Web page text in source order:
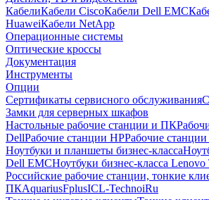
КабелиКабели CiscoКабели Dell EMC
HuaweiКабели NetApp
Операционные системы
Оптические кроссы
Документация
Инструменты
Опции
Сертификаты сервисного обслуживания
Замки для серверных шкафов
Настольные рабочие станции и ПК
DellРабочие станции HPРабочие
Ноутбуки и планшеты бизнес-класса
Dell EMCНоутбуки бизнес-класса Lenovo
Российские рабочие станции, тонкие
ПКAquariusFplusICL-TechnoiRu